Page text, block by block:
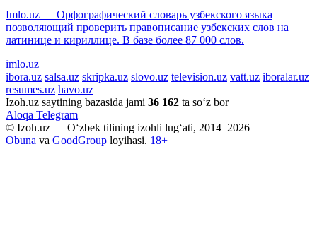
Imlo.uz — Орфографический словарь узбекского языка
позволяющий проверить правописание узбекских слов на
латинице и кириллице. В базе более 87 000 слов.
imlo.uz
ibora.uz salsa.uz skripka.uz slovo.uz television.uz vatt.uz iboralar.uz
resumes.uz havo.uz
Izoh.uz saytining bazasida jami 36 162 ta so‘z bor
Aloqa Telegram
© Izoh.uz — O‘zbek tilining izohli lug‘ati, 2014–2026
Obuna va GoodGroup loyihasi. 18+